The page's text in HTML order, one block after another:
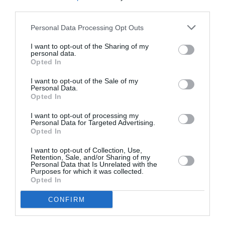
Personal Data Processing Opt Outs
I want to opt-out of the Sharing of my
personal data.
Opted In
I want to opt-out of the Sale of my
Personal Data.
Opted In
I want to opt-out of processing my
Personal Data for Targeted Advertising.
Opted In
I want to opt-out of Collection, Use,
Retention, Sale, and/or Sharing of my
Personal Data that Is Unrelated with the
Purposes for which it was collected.
Opted In
CONFIRM
Articolul anterior
cât a pierdut Bugetul italian
Următorul articol
Kamikáze la furat cupru, mort lângă
Torino